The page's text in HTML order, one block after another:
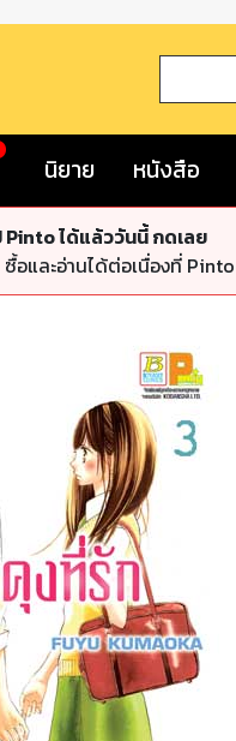
นิยาย หนังสือ
Pinto ได้แล้ววันนี้ กดเลย
อและอ่านได้ต่อเนื่องที่ Pinto